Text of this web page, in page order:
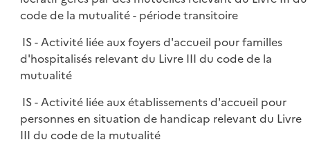
code de la mutualité - période transitoire
IS - Activité liée aux foyers d'accueil pour familles
d'hospitalisés relevant du Livre III du code de la
mutualité
IS - Activité liée aux établissements d'accueil pour
personnes en situation de handicap relevant du Livre
III du code de la mutualité